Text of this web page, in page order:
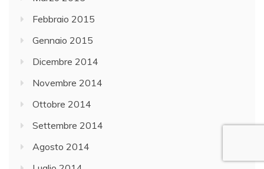
Febbraio 2015
Gennaio 2015
Dicembre 2014
Novembre 2014
Ottobre 2014
Settembre 2014
Agosto 2014